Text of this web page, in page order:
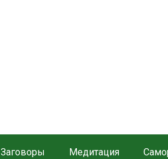
Заговоры Медитация